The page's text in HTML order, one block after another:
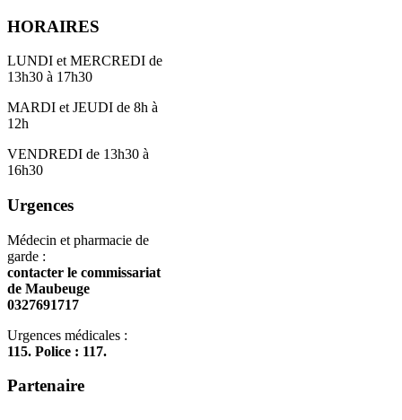
HORAIRES
LUNDI et MERCREDI de
13h30 à 17h30
MARDI et JEUDI de 8h à
12h
VENDREDI de 13h30 à
16h30
Urgences
Médecin et pharmacie de
garde :
contacter le commissariat
de Maubeuge
0327691717
Urgences médicales :
115. Police : 117.
Partenaire